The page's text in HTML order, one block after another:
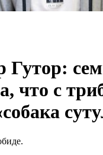
Гутор:
что с